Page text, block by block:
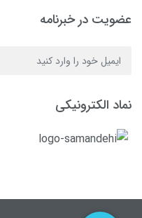
عضویت در خبرنامه
نماد الکترونیکی